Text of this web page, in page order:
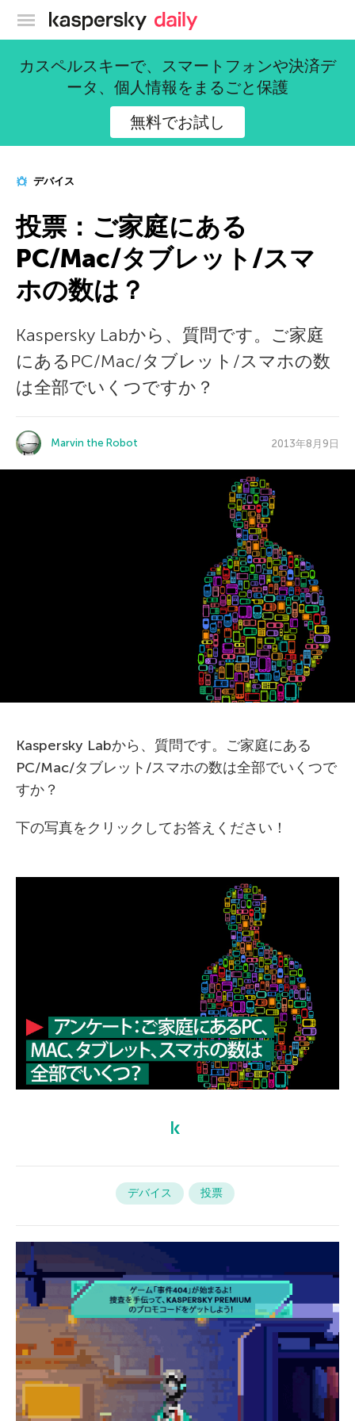
カスペルスキー公式ブログ
カスペルスキーで、スマートフォンや決済デ
ータ、個人情報をまるごと保護
無料でお試し
デバイス
投票：ご家庭にある
PC/Mac/タブレット/スマ
ホの数は？
Kaspersky Labから、質問です。ご家庭
にあるPC/Mac/タブレット/スマホの数
は全部でいくつですか？
Marvin the Robot 2013年8月9日
Kaspersky Labから、質問です。ご家庭にある
PC/Mac/タブレット/スマホの数は全部でいくつで
すか？
下の写真をクリックしてお答えください！
デバイス 投票